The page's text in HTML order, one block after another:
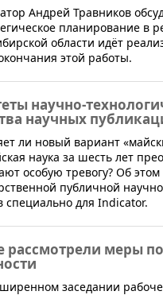
Андрей Травников
планирование в
области идёт
этой работы.
научно-
научных
ли новый вариант
наука за шесть лет
особую тревогу? Об этом
публичной
специально для Indicator.
рассмотрели меры
заседании